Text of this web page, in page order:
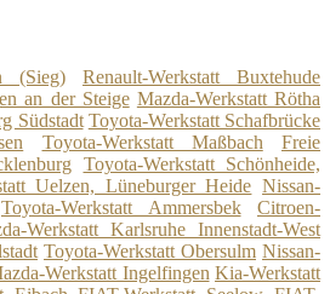
(Sieg)
Renault-Werkstatt Buxtehude
an der Steige Mazda-Werkstatt Rötha
Südstadt Toyota-Werkstatt Schafbrücke
Toyota-Werkstatt Maßbach
Freie
Toyota-Werkstatt Schönheide,
Uelzen, Lüneburger Heide Nissan-
Toyota-Werkstatt Ammersbek
Citroen-
Werkstatt Karlsruhe Innenstadt-West
Toyota-Werkstatt Obersulm Nissan-
Werkstatt Ingelfingen Kia-Werkstatt